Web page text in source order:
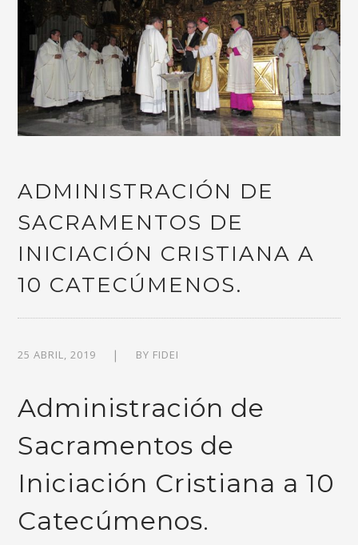
ADMINISTRACIÓN DE
SACRAMENTOS DE
INICIACIÓN CRISTIANA A
10 CATECÚMENOS.
25 ABRIL, 2019 BY FIDEI
Administración de
Sacramentos de
Iniciación Cristiana a 10
Catecúmenos.